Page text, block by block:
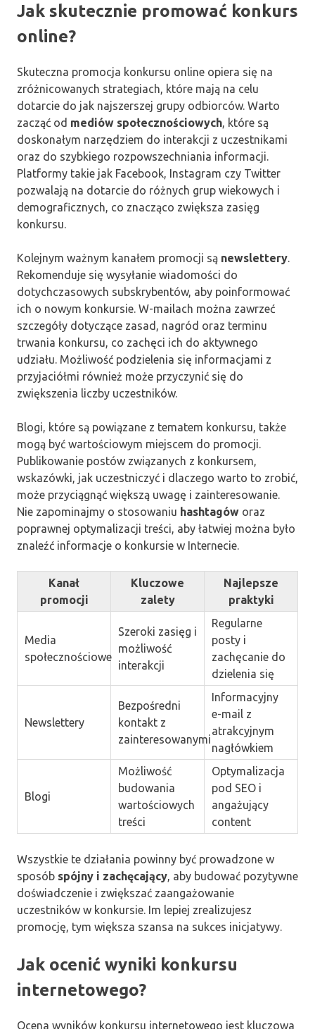
Jak skutecznie promować konkurs
online?
Skuteczna promocja konkursu online opiera się na
zróżnicowanych strategiach, które mają na celu
dotarcie do jak najszerszej grupy odbiorców. Warto
zacząć od mediów społecznościowych, które są
doskonałym narzędziem do interakcji z uczestnikami
oraz do szybkiego rozpowszechniania informacji.
Platformy takie jak Facebook, Instagram czy Twitter
pozwalają na dotarcie do różnych grup wiekowych i
demograficznych, co znacząco zwiększa zasięg
konkursu.
Kolejnym ważnym kanałem promocji są newslettery.
Rekomenduje się wysyłanie wiadomości do
dotychczasowych subskrybentów, aby poinformować
ich o nowym konkursie. W-mailach można zawrzeć
szczegóły dotyczące zasad, nagród oraz terminu
trwania konkursu, co zachęci ich do aktywnego
udziału. Możliwość podzielenia się informacjami z
przyjaciółmi również może przyczynić się do
zwiększenia liczby uczestników.
Blogi, które są powiązane z tematem konkursu, także
mogą być wartościowym miejscem do promocji.
Publikowanie postów związanych z konkursem,
wskazówki, jak uczestniczyć i dlaczego warto to zrobić,
może przyciągnąć większą uwagę i zainteresowanie.
Nie zapominajmy o stosowaniu hashtagów oraz
poprawnej optymalizacji treści, aby łatwiej można było
znaleźć informacje o konkursie w Internecie.
Kanał
promocji
Kluczowe
zalety
Najlepsze
praktyki
Media
społecznościowe
Szeroki zasięg i
możliwość
interakcji
Regularne
posty i
zachęcanie do
dzielenia się
Newslettery
Bezpośredni
kontakt z
zainteresowanymi
Informacyjny
e-mail z
atrakcyjnym
nagłówkiem
Blogi
Możliwość
budowania
wartościowych
treści
Optymalizacja
pod SEO i
angażujący
content
Wszystkie te działania powinny być prowadzone w
sposób spójny i zachęcający, aby budować pozytywne
doświadczenie i zwiększać zaangażowanie
uczestników w konkursie. Im lepiej zrealizujesz
promocję, tym większa szansa na sukces inicjatywy.
Jak ocenić wyniki konkursu
internetowego?
Ocena wyników konkursu internetowego jest kluczowa